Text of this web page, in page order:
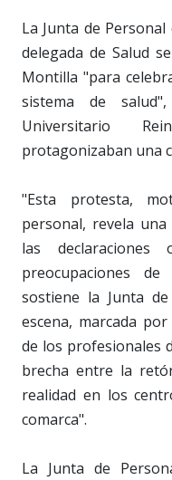
La Junta de
delegada de Salud
Montilla "para
sistema de
Universitario
protagonizaban una
"Esta protesta,
personal, revela
las declaraciones
preocupaciones
sostiene la Junta
escena, marcada
de los profesionales
brecha entre la
realidad en los
comarca".
La Junta de